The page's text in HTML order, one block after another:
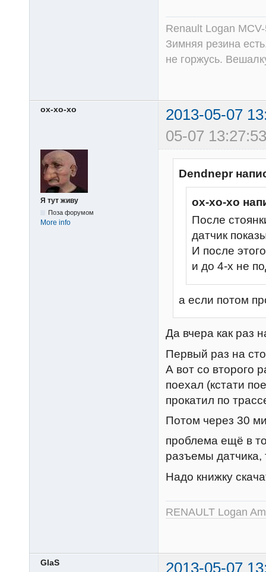
Renault Logan
Зимняя резина
не горжусь.
ох-хо-хо
2013-05-07
05-07
Я тут живу
Поза форумом
More info
Dendnepr
ох-хо-хо
После
датчик
И после
и до 4-х не
а если потом
Да вчера как раз
Первый раз на
А вот со второго
поехал (кстати
прокатил по
Потом через 30
проблема ещё в
разъемы
Надо книжку
RENAULT Logan
GlaS 2013-05-07